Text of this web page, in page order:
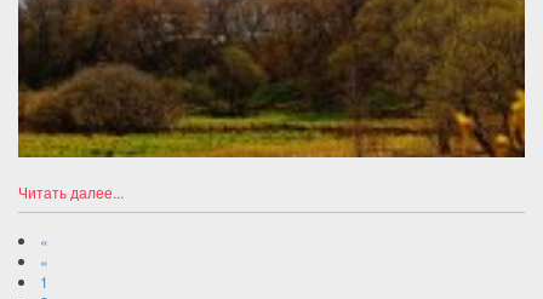
Читать далее...
«
«
1